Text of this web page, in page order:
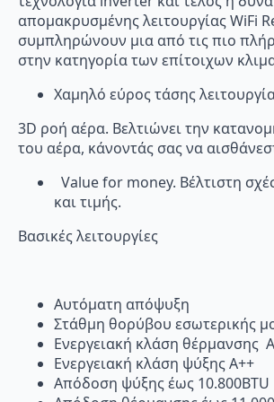
απομακρυσμένης λειτουργίας WiFi
συμπληρώνουν μια από τις πιο
στην κατηγορία των επίτοιχων
Χαμηλό εύρος τάσης
3D ροή αέρα. Βελτιώνει την
του αέρα, κάνοντάς σας να
Value for money. Βέλτιστη
και τιμής.
Βασικές λειτουργίες
Αυτόματη απόψυξη
Στάθμη θορύβου εσωτερικής
Ενεργειακή κλάση θέρμανσης
Ενεργειακή κλάση ψύξης Α++
Απόδοση ψύξης έως 10.800BTU